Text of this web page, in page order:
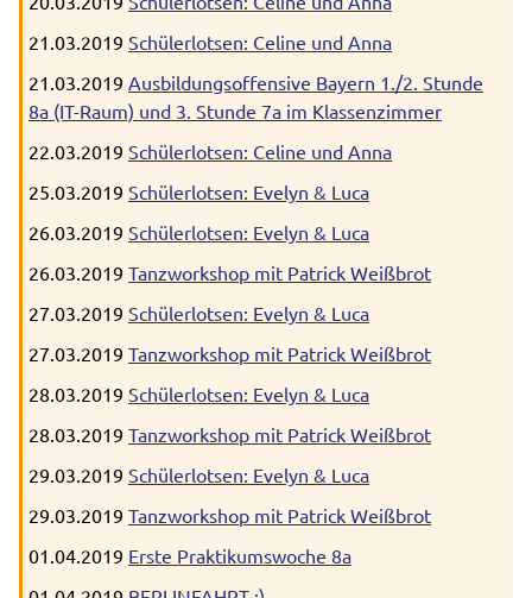
21.03.2019 Schülerlotsen: Celine und Anna
21.03.2019 Ausbildungsoffensive Bayern 1./2. Stunde
8a (IT-Raum) und 3. Stunde 7a im Klassenzimmer
22.03.2019 Schülerlotsen: Celine und Anna
25.03.2019 Schülerlotsen: Evelyn & Luca
26.03.2019 Schülerlotsen: Evelyn & Luca
26.03.2019 Tanzworkshop mit Patrick Weißbrot
27.03.2019 Schülerlotsen: Evelyn & Luca
27.03.2019 Tanzworkshop mit Patrick Weißbrot
28.03.2019 Schülerlotsen: Evelyn & Luca
28.03.2019 Tanzworkshop mit Patrick Weißbrot
29.03.2019 Schülerlotsen: Evelyn & Luca
29.03.2019 Tanzworkshop mit Patrick Weißbrot
01.04.2019 Erste Praktikumswoche 8a